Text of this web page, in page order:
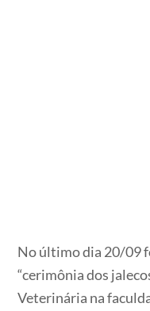
No último dia 20/09
“cerimônia dos
Veterinária na